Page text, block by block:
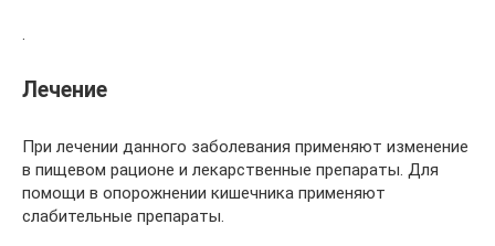
Лечение
При лечении данного заболевания применяют изменение
в пищевом рационе и лекарственные препараты. Для
помощи в опорожнении кишечника применяют
слабительные препараты.